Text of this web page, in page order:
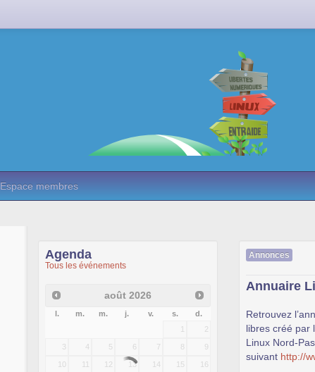
Espace membres
Agenda
Tous les événements
août 2026
l. m. m. j. v. s.
d.
1
2
3 4 5 6 7 8 9
10 11 12 13 14 15 16
Annonces
Annuaire
Retrouvez
libres créé par
Linux Nord-
suivant http://